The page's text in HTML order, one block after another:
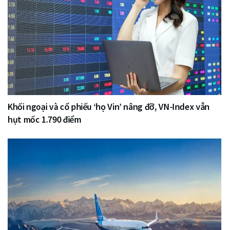
Khối ngoại và cổ phiếu ‘họ Vin’ nâng đỡ, VN-Index vẫn
hụt mốc 1.790 điểm